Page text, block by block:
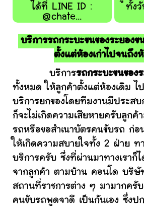
ได้ที่ LINE ID :
@chate...
ทั้งวั
บริการรถกระบะขนของระยองข
ตั้งแต่ห้องเก่าไปจนถึง
บริการรถกระบะขนของ
ทั้งหมด ให้ลูกค้าตั้งแต่ห้องเดิม ไ
บริการยกของโดยทีมงานมีประส
ก็จะไม่เกิดความเสียหายครับลูกค้
รถหรือขอสำเนาบัตรคนขับรถ ก่อ
ให้เกิดความสบายใจทั้ง 2 ฝ่าย ท
บริการครับ ซึ่งที่ผ่านมาทางเราก็ไ
จากลูกค้า ตามบ้าน คอนโด บริษั
สถานที่ราชการต่าง ๆ มามากครั
คนขับรถพูดจาดี เป็นกันเอง ซึ่งป